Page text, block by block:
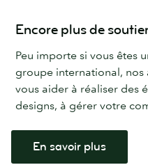
Encore plus de
Peu importe si vous êtes
groupe international,
vous aider à réaliser des
designs, à gérer votre
En savoir plus